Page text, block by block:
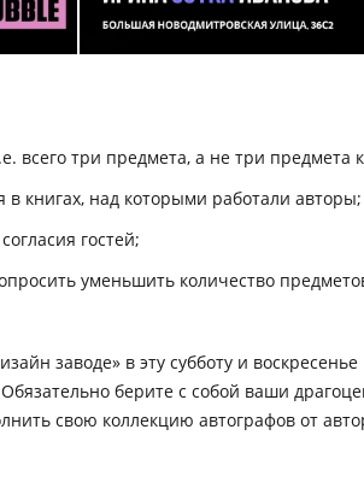
всего три предмета, а не три предмета
в книгах, над которыми работали авторы;
гостей;
уменьшить количество
заводе» в эту субботу и
берите с собой ваши
свою коллекцию автографов от